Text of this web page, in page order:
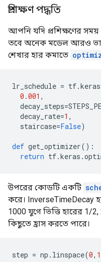
প্রশিক্ষণ পদ্ধতি
আপনি যদি প্রশিক্ষণের সময়
তবে অনেক মডেল আরও ভাল
শেখার হার কমাতে
lr_schedule = tf.keras
0.001 ,
decay_steps=
decay_rate=1 ,
staircase=False)
def get_optimizer():
return tf.keras .
উপরের কোডটি একটি
করে। InverseTimeDecay
1000 যুগে ভিত্তি হারের
কিছুতে হ্রাস করতে পারে।
step = np . linspace(0,